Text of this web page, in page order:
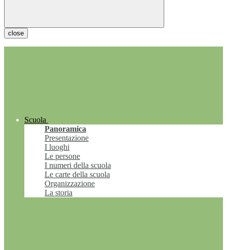
close
Scuola
Panoramica
Presentazione
I luoghi
Le persone
I numeri della scuola
Le carte della scuola
Organizzazione
La storia